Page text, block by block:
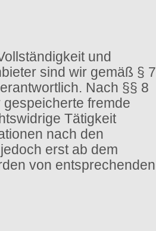
und
sind wir gemäß § 7
Nach §§ 8
fremde
Tätigkeit
nach den
erst ab dem
von entsprechenden